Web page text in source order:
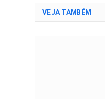
VEJA TAMBÉM